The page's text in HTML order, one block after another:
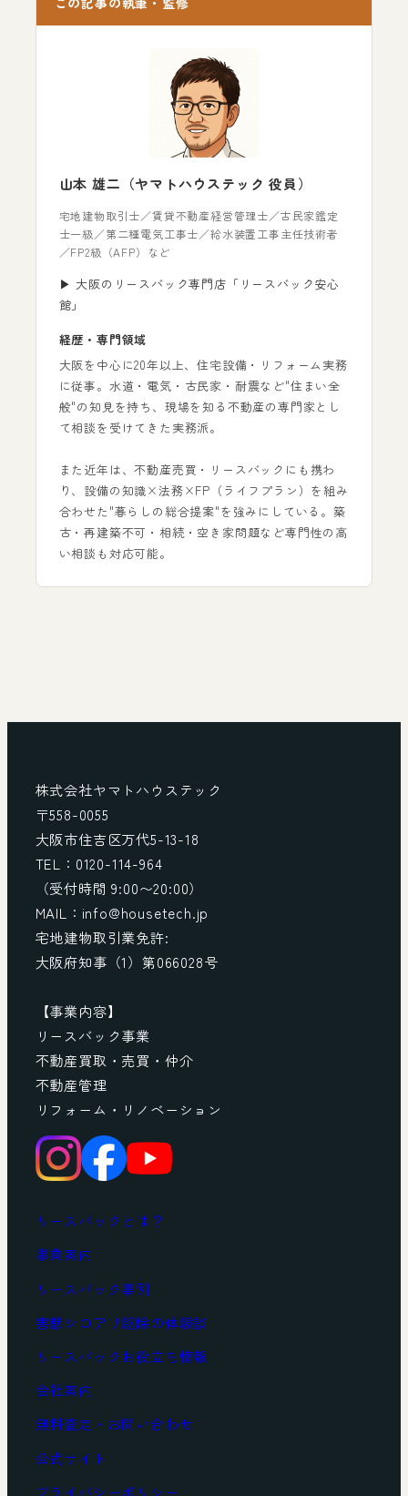
山本 雄二（ヤマトハウステック 役員）
宅地建物取引士／賃貸不動産経営管理士／古民家鑑定
士一級／第二種電気工事士／給水装置工事主任技術者
／FP2級（AFP）など
▶ 大阪のリースバック専門店「リースバック安心
館」
経歴・専門領域
大阪を中心に20年以上、住宅設備・リフォーム実務
に従事。水道・電気・古民家・耐震など"住まい全
般"の知見を持ち、現場を知る不動産の専門家とし
て相談を受けてきた実務派。
また近年は、不動産売買・リースバックにも携わ
り、設備の知識×法務×FP（ライフプラン）を組み
合わせた"暮らしの総合提案"を強みにしている。築
古・再建築不可・相続・空き家問題など専門性の高
い相談も対応可能。
株式会社ヤマトハウステック
〒558-0055
大阪市住吉区万代5-13-18
TEL：0120-114-964
（受付時間 9:00〜20:00）
MAIL：info@housetech.jp
宅地建物取引業免許:
大阪府知事（1）第066028号
【事業内容】
リースバック事業
不動産買取・売買・仲介
不動産管理
リフォーム・リノベーション
リースバックとは？
事業案内
リースバック事例
害獣シロアリ駆除の体験談
リースバックお役立ち情報
会社案内
無料査定・お問い合わせ
公式サイト
プライバシーポリシー